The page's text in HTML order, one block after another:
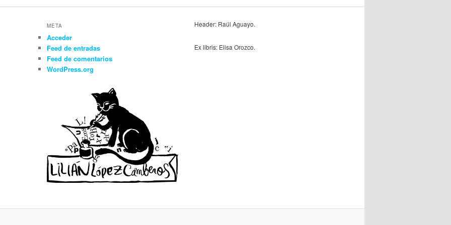
META
Acceder
Feed de entradas
Feed de comentarios
WordPress.org
Header: Raúl Aguayo.
Ex libris: Elisa Orozco.